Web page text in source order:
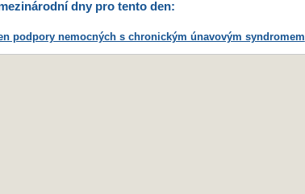
dny pro tento den:
podpory nemocných s chronickým únavovým syndromem